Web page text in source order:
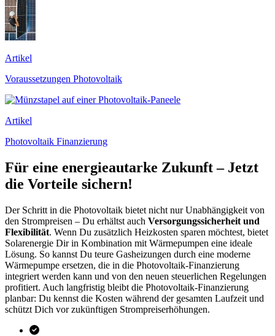
Artikel
Voraussetzungen Photovoltaik
Artikel
Photovoltaik Finanzierung
Für eine energieautarke Zukunft – Jetzt
die Vorteile sichern!
Der Schritt in die Photovoltaik bietet nicht nur Unabhängigkeit von
den Strompreisen – Du erhältst auch Versorgungssicherheit und
Flexibilität. Wenn Du zusätzlich Heizkosten sparen möchtest, bietet
Solarenergie Dir in Kombination mit Wärmepumpen eine ideale
Lösung. So kannst Du teure Gasheizungen durch eine moderne
Wärmepumpe ersetzen, die in die Photovoltaik-Finanzierung
integriert werden kann und von den neuen steuerlichen Regelungen
profitiert. Auch langfristig bleibt die Photovoltaik-Finanzierung
planbar: Du kennst die Kosten während der gesamten Laufzeit und
schützt Dich vor zukünftigen Strompreiserhöhungen.